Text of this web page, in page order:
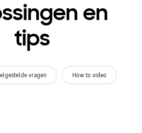
en
tips
vragen How to video